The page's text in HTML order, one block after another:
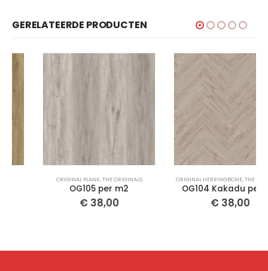
GERELATEERDE PRODUCTEN
ORIGINAL PLANK,THE ORIGINALS
OG105 per m2
38,00
ORIGINAL HERRINGBONE,THE ORIGINALS
OG104 Kakadu per m2
38,00